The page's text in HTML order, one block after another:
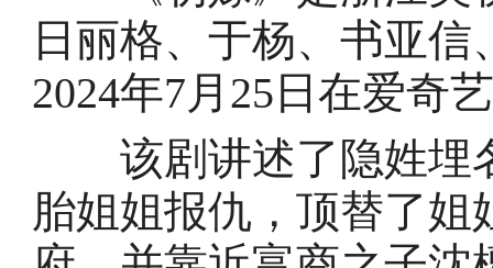
日丽格、于杨、书亚
2024年7月25日在爱奇
该剧讲述了隐姓埋
胎姐姐报仇，顶替了